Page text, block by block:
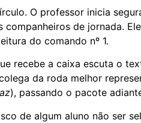
O professor inicia
de jornada.
do comando nº 1.
recebe a caixa escuta o
da roda melhor
), passando o pacote
de algum aluno não ser